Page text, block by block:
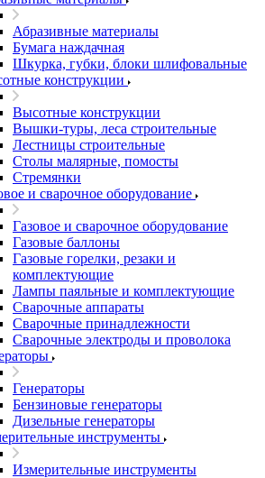
Абразивные материалы
Бумага наждачная
Шкурка, губки, блоки шлифовальные
конструкции
Высотные конструкции
Вышки-туры, леса строительные
Лестницы строительные
Столы малярные, помосты
Стремянки
и сварочное оборудование
Газовое и сварочное оборудование
Газовые баллоны
Газовые горелки, резаки и
комплектующие
Лампы паяльные и комплектующие
Сварочные аппараты
Сварочные принадлежности
Сварочные электроды и проволока
Генераторы
Бензиновые генераторы
Дизельные генераторы
инструменты
Измерительные инструменты